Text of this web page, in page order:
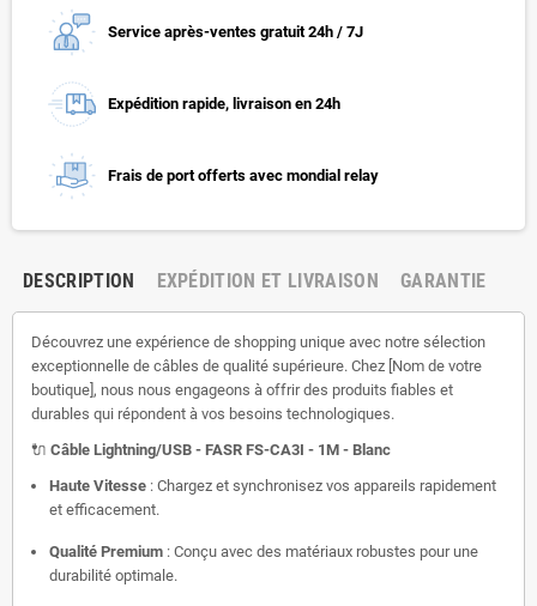
Service après-ventes gratuit 24h / 7J
Expédition rapide, livraison en 24h
Frais de port offerts avec mondial relay
DESCRIPTION EXPÉDITION ET LIVRAISON GARANTIE
Découvrez une expérience de shopping unique avec notre sélection
exceptionnelle de câbles de qualité supérieure. Chez [Nom de votre
boutique], nous nous engageons à offrir des produits fiables et
durables qui répondent à vos besoins technologiques.
🔌 Câble Lightning/USB - FASR FS-CA3I - 1M - Blanc
Haute Vitesse : Chargez et synchronisez vos appareils rapidement
et efficacement.
Qualité Premium : Conçu avec des matériaux robustes pour une
durabilité optimale.